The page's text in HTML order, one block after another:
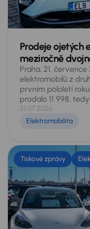
Prodeje ojetých
meziročně
Praha, 21.
elektromobilů z
prvním pololetí
prodalo 11 998,
kdy za stejné
vozů. Podíl
hybridů
pokrývajících celý
experty AURES
autocenter AAA
zaznamenali letos
dvojnásobné
21.07.2026
Elektromobilita
Tiskové zprávy